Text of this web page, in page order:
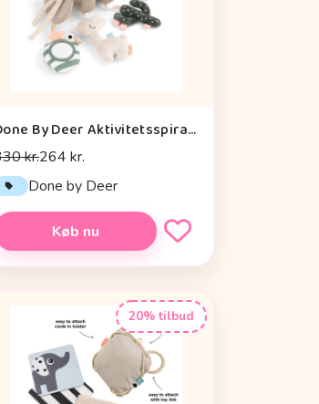
Done By Deer Aktivitetsspiral - Lalee Sand
kr.264 kr.
Done by Deer
Køb nu
20% tilbud